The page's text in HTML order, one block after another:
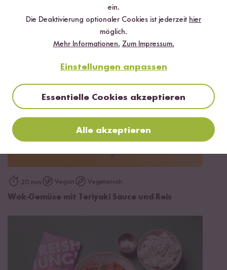
Mehr Rezepte mit Bio Jasmin Reis
20 min Vegan Vegetarisch
Wok-Gemüse mit Teriyaki Sauce und Reis
ein.
Die Deaktivierung optionaler Cookies ist jederzeit hier
möglich.
Mehr Informationen. Zum Impressum.
Einstellungen anpassen
Essentielle Cookies akzeptieren
Alle akzeptieren